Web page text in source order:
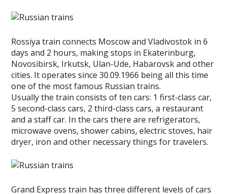
Rossiya train connects Moscow and Vladivostok in 6
days and 2 hours, making stops in Ekaterinburg,
Novosibirsk, Irkutsk, Ulan-Ude, Habarovsk and other
cities. It operates since 30.09.1966 being all this time
one of the most famous Russian trains.
Usually the train consists of ten cars: 1 first-class car,
5 second-class cars, 2 third-class cars, a restaurant
and a staff car. In the cars there are refrigerators,
microwave ovens, shower cabins, electric stoves, hair
dryer, iron and other necessary things for travelers.
Grand Express train has three different levels of cars